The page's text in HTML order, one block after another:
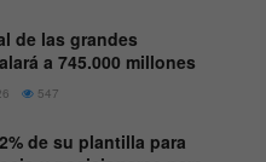
de las grandes
a 745.000 millones
547
de su plantilla para